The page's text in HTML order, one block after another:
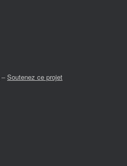
–Soutenez ce projet